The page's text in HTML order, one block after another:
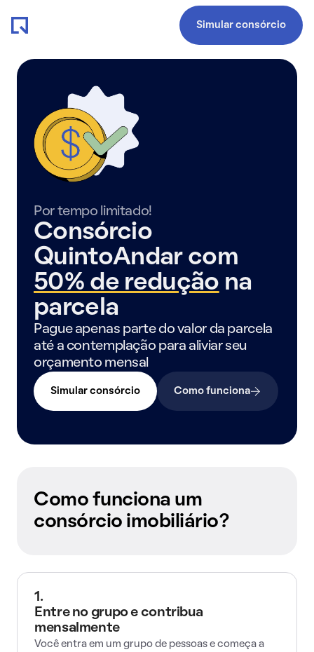
Simular consórcio
Por tempo limitado!
Consórcio
QuintoAndar com
50% de redução na
parcela
Pague apenas parte do valor da parcela
até a contemplação para aliviar seu
orçamento mensal
Simular consórcio Como funciona
Como funciona um
consórcio imobiliário?
1.
Entre no grupo e contribua
mensalmente
Você entra em um grupo de pessoas e começa a